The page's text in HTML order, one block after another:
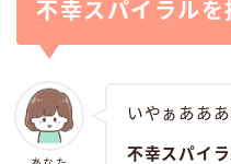
不幸スパイラルを
いやぁああ
不幸スパイ